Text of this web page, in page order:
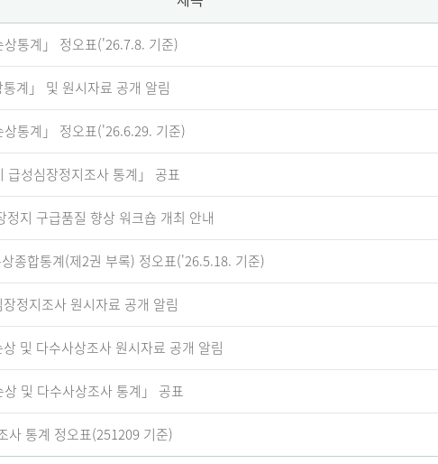
상통계」 정오표('26.7.8. 기준)
계」 및 원시자료 공개 알림
상통계」 정오표('26.6.29. 기준)
급성심장정지조사 통계」 공표
정지 구급품질 향상 워크숍 개최 안내
종합통계(제2권 부록) 정오표('26.5.18. 기준)
정지조사 원시자료 공개 알림
및 다수사상조사 원시자료 공개 알림
상 및 다수사상조사 통계」 공표
사 통계 정오표(251209 기준)